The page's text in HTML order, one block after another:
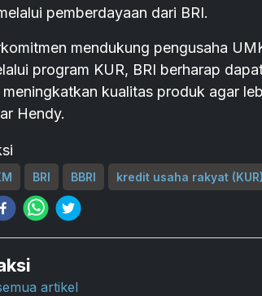
pemberdayaan dari BRI.
mendukung pengusaha
program KUR, BRI berharap
kualitas produk agar
Hendy.
BRI BBRI kredit usaha rakyat (KUR)
artikel